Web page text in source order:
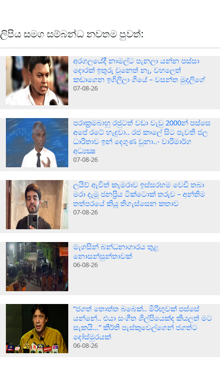
ලිපිය සමග සම්බන්ධ නවතම පුවත්:
අරගලයේදී නාමල්ට පැනලා යන්න පස්ස‍ා
දොරක් ඉතුරු වුනෙත් නෑ, වහලෙත්
කඩාගෙන ඉගිලිලා ගියේ – වසන්ත මුදලිගේ
07-08-26
පරාක‍්‍රමබාහු රජුටත් වඩා වැවු 2000න් පස්සෙ
අපේ රටේ හැදුවා.. රජ කාලේ සිට පැවති ජල
ධාරිතාව ඉන් දෙගුණ වුනා..- වාරිමාර්ග
අධ්‍යක්‍ෂ
07-08-26
ලයිව් ඇවිත් කැමරාව ඉස්සරහම වෙඩි තබා
මරා දැමූ ජනප්‍රිය ටික්ටොක් තරුව – අන්තිම
තත්පරයේ කියූ තිගැස්සෙන කතාව
07-08-26
මැගසින් බන්ධනාගාරය තුළ
නොසන්සුන්තාවක්
06-08-26
“ජගත් තොත්ත බබෙක්.. මිරිඟුවක් පස්සේ
යන්නේ.. එයා සංගීත ශිල්පියෙක්ද කියලත් මට
සැකයි…” කීර්ති පැස්කුවෙල්ගෙන් ජගත්ට
දෝස්මුරයක්
06-08-26